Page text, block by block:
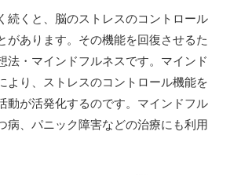
続くと、脳のストレスのコントロール
があります。その機能を回復させるた
法・マインドフルネスです。マインド
より、ストレスのコントロール機能を
動が活発化するのです。マインドフル
病、パニック障害などの治療にも利用